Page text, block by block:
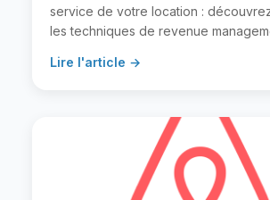
service de votre location :
les techniques de revenue
Lire l'article →